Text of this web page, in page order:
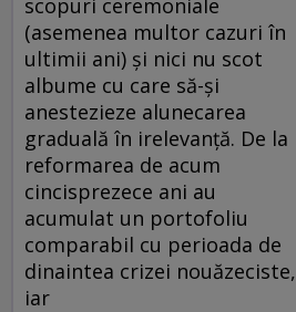
scopuri ceremoniale
(asemenea multor cazuri în
ultimii ani) şi nici nu scot
albume cu care să-şi
anestezieze alunecarea
graduală în irelevanţă. De la
reformarea de acum
cincisprezece ani au
acumulat un portofoliu
comparabil cu perioada de
dinaintea crizei nouăzeciste,
iar